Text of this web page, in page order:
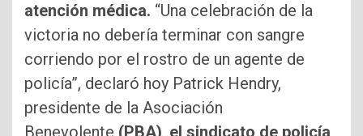
atención médica. “Una celebración de la
victoria no debería terminar con sangre
corriendo por el rostro de un agente de
policía”, declaró hoy Patrick Hendry,
presidente de la Asociación